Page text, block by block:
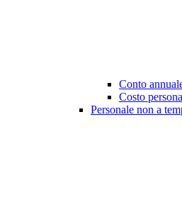
Conto
Costo
Personale non a